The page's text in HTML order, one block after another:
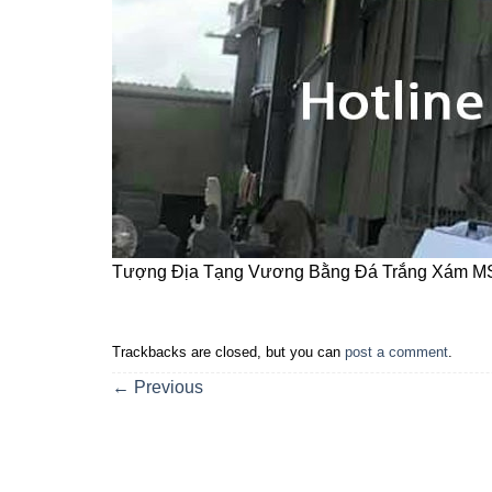
Tượng Địa Tạng Vương Bằng Đá Trắng Xám
Trackbacks are closed, but you can post a comment
← Previous